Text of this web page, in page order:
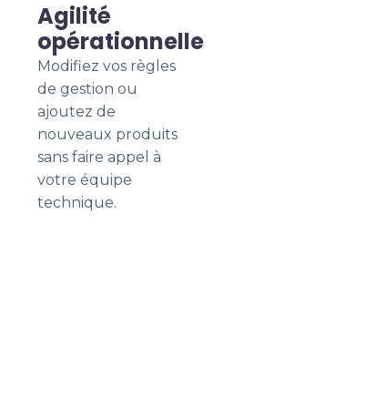
Agilité
opérationnelle
Modifiez vos règles
de gestion ou
ajoutez de
nouveaux produits
sans faire appel à
votre équipe
technique.